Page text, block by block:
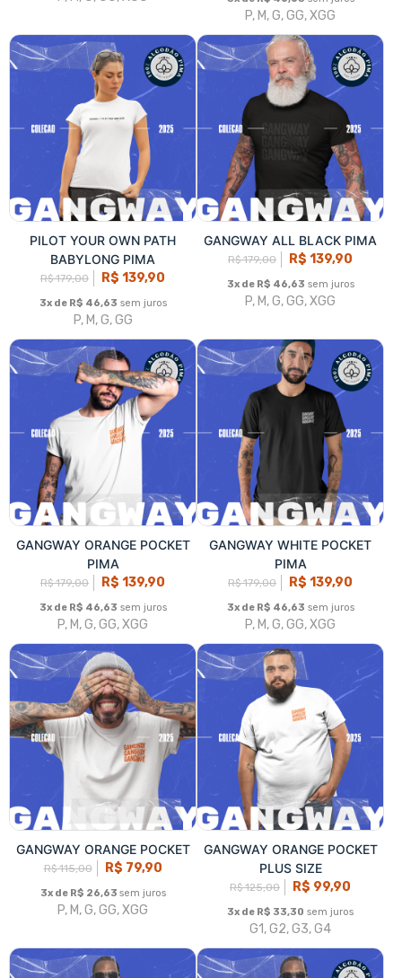
3x de R$ 46,63sem juros
P, M, G, GG
3x de R$ 46,63sem juros
P, M, G, GG, XGG
GANGWAY ORANGE POCKET
PIMA
R$ 179,00 R$ 139,90
3x de R$ 46,63sem juros
P, M, G, GG, XGG
GANGWAY WHITE POCKET
PIMA
3x de R$ 46,63sem juros
P, M, G, GG, XGG
GANGWAY ORANGE POCKET
R$ 115,00 R$ 79,90
3x de R$ 26,63sem juros
P, M, G, GG, XGG
GANGWAY ORANGE POCKET
PLUS SIZE
R$ 125,00 R$ 99,90
3x de R$ 33,30sem juros
G1, G2, G3, G4
GANGWAY WEAR
R$ 115,00 R$ 79,90
P, M, G, GG, XGG
GANGWAY WEAR PIMA
R$ 179,00 R$ 139,90
3x de R$ 46,63sem juros
P, M, G, GG, XGG